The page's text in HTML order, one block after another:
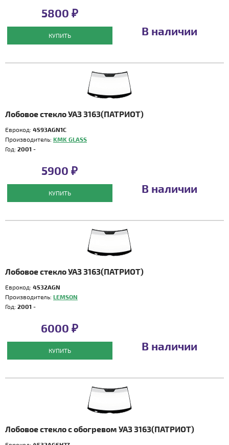
5800 ₽
КУПИТЬ В наличии
Лобовое стекло УАЗ 3163(ПАТРИОТ)
Еврокод: 4593AGN1C
Производитель: KMK GLASS
Год: 2001 -
5900 ₽
КУПИТЬ В наличии
Лобовое стекло УАЗ 3163(ПАТРИОТ)
Еврокод: 4532AGN
Производитель: LEMSON
Год: 2001 -
6000 ₽
КУПИТЬ В наличии
Лобовое стекло с обогревом УАЗ 3163(ПАТРИОТ)